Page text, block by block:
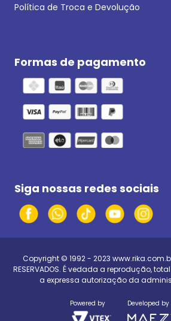
Política de Troca e Devolução
Formas de pagamento
Siga nossas redes sociais
Copyright © 1992 - 2023
RESERVADOS. É vedada a reprodução,
a expressa autorização da
Powered by Developed by